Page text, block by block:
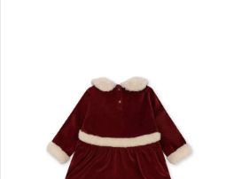
HURTIGT KIG
SE MERE